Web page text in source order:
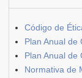
Código de
Plan Anual de
Plan Anual de
Normativa de